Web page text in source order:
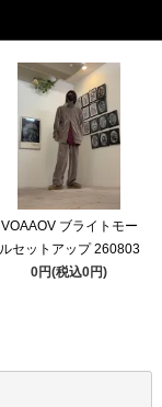
VOAAOV ブライトモー
ルセットアップ 260803
0円(税込0円)